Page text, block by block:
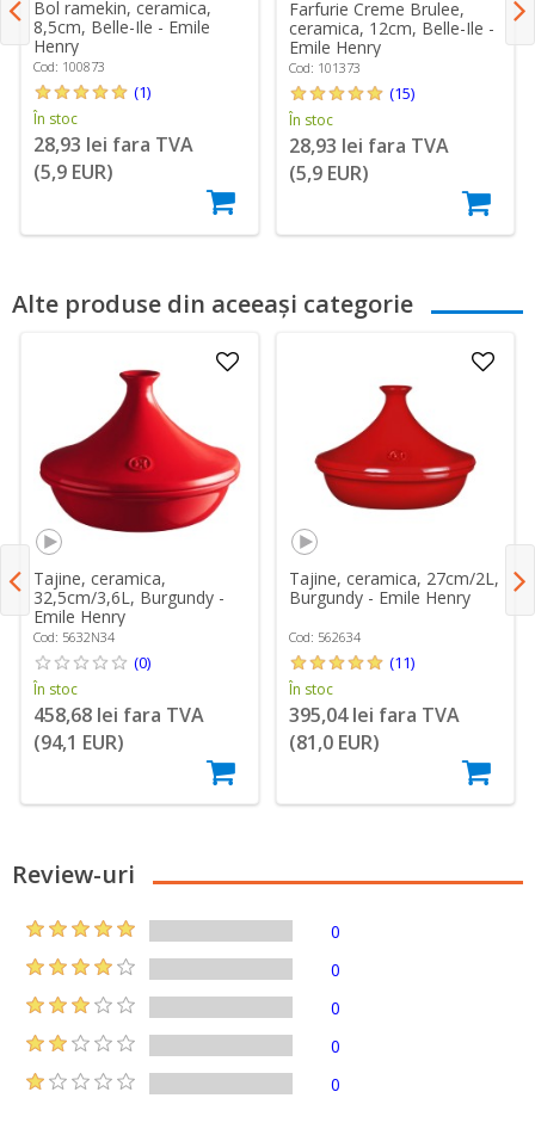
Bol ramekin, ceramica,
8,5cm, Belle-Ile - Emile
Henry
Cod: 100873
(1)
În stoc
28,93 lei fara TVA
(5,9 EUR)
Farfurie Creme Brulee,
ceramica, 12cm, Belle-Ile -
Emile Henry
Cod: 101373
(15)
În stoc
28,93 lei fara TVA
(5,9 EUR)
Alte produse din aceeași categorie
Tajine, ceramica,
32,5cm/3,6L, Burgundy -
Emile Henry
Cod: 5632N34
(0)
În stoc
458,68 lei fara TVA
(94,1 EUR)
Tajine, ceramica, 27cm/2L,
Burgundy - Emile Henry
Cod: 562634
(11)
În stoc
395,04 lei fara TVA
(81,0 EUR)
Review-uri
0
0
0
0
0